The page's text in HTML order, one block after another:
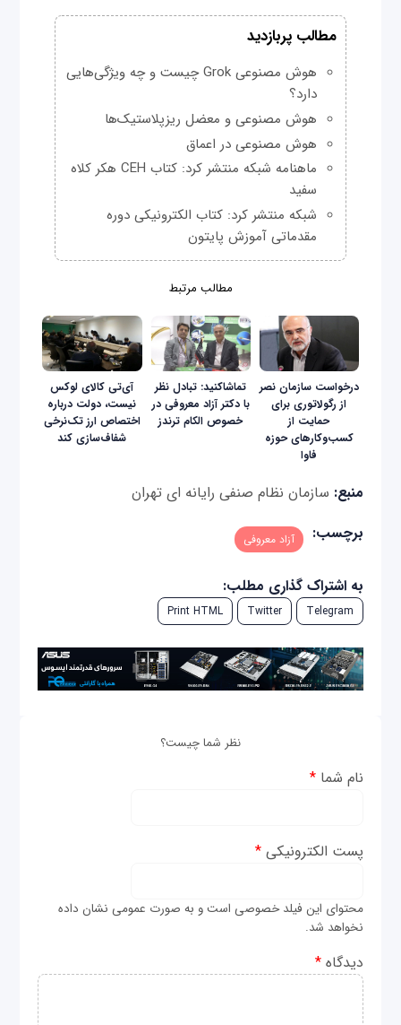
مطالب پربازدید
هوش مصنوعی Grok چیست و چه ویژگی‌هایی
دارد؟
هوش مصنوعی و معضل ریزپلاستیک‌ها
هوش مصنوعی در اعماق
ماهنامه شبکه منتشر کرد: کتاب CEH هکر کلاه
سفید
شبکه منتشر کرد: کتاب الکترونیکی دوره
مقدماتی آموزش پایتون
مطالب مرتبط
درخواست سازمان نصر
از رگولاتوری برای
حمایت از
کسب‌وکارهای حوزه
فاوا
تماشاکنید: تبادل نظر
با دکتر آزاد معروفی در
خصوص الکام ترندز
آی‌تی کالای لوکس
نیست، دولت درباره
اختصاص ارز تک‌نرخی
شفاف‌سازی کند
منبع: سازمان نظام صنفی رایانه ای تهران
برچسب:
آزاد معروفی
به اشتراک گذاری مطلب:
Telegram
Twitter
Print HTML
نظر شما چیست؟
نام شما*
پست الکترونیکی*
محتوای این فیلد خصوصی است و به صورت عمومی نشان داده
نخواهد شد.
دیدگاه*